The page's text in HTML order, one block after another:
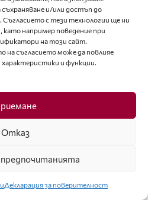
и/или достъп до
с тези технологии ще ни
като например поведение при
на този сайт.
на съгласието може да повлияе
характеристики и функции.
Отказ
предпочитанията
Декларация за поверителност
творческа концепция, която
му, не може да не
което той разглежда
опит, от една
отреагирване, от друга. За
отделните детайли,
Както заявява самият
всяка колекция улавя
история, вибрираща